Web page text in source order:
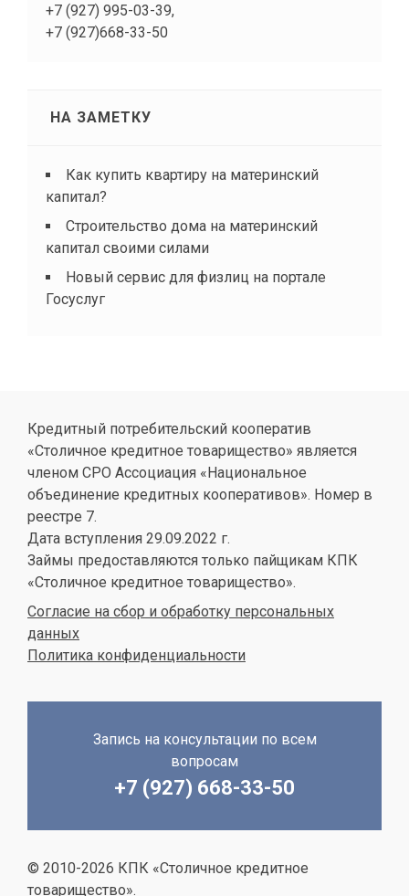
+7 (927) 995-03-39,
+7 (927)668-33-50
НА ЗАМЕТКУ
Как купить квартиру на материнский
капитал?
Строительство дома на материнский
капитал своими силами
Новый сервис для физлиц на портале
Госуслуг
Кредитный потребительский кооператив
«Столичное кредитное товарищество» является
членом СРО Ассоциация «Национальное
объединение кредитных кооперативов». Номер в
реестре 7.
Дата вступления 29.09.2022 г.
Займы предоставляются только пайщикам КПК
«Столичное кредитное товарищество».
Согласие на сбор и обработку персональных
данных
Политика конфиденциальности
Запись на консультации по всем
вопросам
+7 (927) 668-33-50
© 2010-2026 КПК «Столичное кредитное
товарищество».